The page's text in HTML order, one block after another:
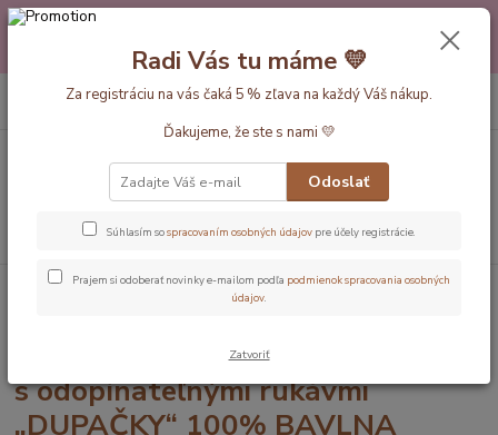
Máte nejakú otázku alebo váhate s výberom? Neváhajte a zavolajte
pokojne aj večer alebo cez víkend. Sme tu pre Vás.💛 Petra a babička
Monička
EUR
Hľadať
+420 777 610 855
Dĺžka vaku 60cm
LETNÝ PROTISKLZOVÝ spací vak s
odopínateľnými rukávmi „DUPAČKY“ 100% BAVLNA Morská víla 60cm
LETNÝ PROTISKLZOVÝ spací vak
s odopínateľnými rukávmi
„DUPAČKY“ 100% BAVLNA
Radi Vás tu máme 💛
Za registráciu na vás čaká 5 % zľava na každý Váš nákup.
Ďakujeme, že ste s nami 💛
Odoslať
Súhlasím sospracovaním osobných údajov pre účely registrácie.
Prajem si odoberať novinky e-mailom podľa podmienok spracovania osobných
údajov.
Zatvoriť